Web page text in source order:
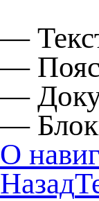
—
—
—
—
О
Назад